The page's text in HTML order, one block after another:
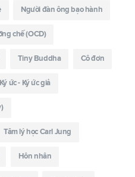
Người đàn ông bạo hành
chế (OCD)
Tiny Buddha Cô đơn
Ký ức - Ký ức giả
Tâm lý học Carl Jung
Hôn nhân